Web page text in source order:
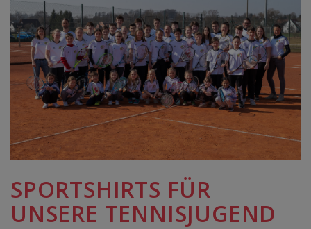
SPORTSHIRTS FÜR
UNSERE TENNISJUGEND